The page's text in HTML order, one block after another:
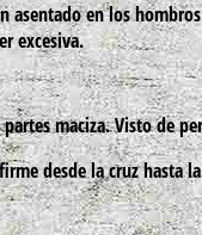
asentado en los
excesiva.
maciza. Visto de
desde la cruz hasta